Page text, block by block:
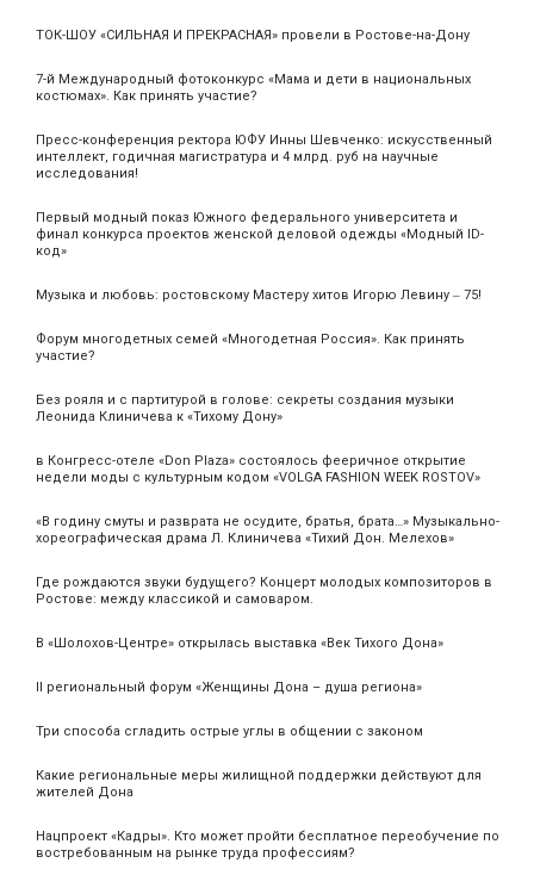
ТОК-ШОУ «СИЛЬНАЯ И ПРЕКРАСНАЯ» провели в Ростове-на-Дону
7-й Международный фотоконкурс «Мама и дети в национальных
костюмах». Как принять участие?
Пресс-конференция ректора ЮФУ Инны Шевченко: искусственный
интеллект, годичная магистратура и 4 млрд. руб на научные
исследования!
Первый модный показ Южного федерального университета и
финал конкурса проектов женской деловой одежды «Модный ID-
код»
Музыка и любовь: ростовскому Мастеру хитов Игорю Левину ‒ 75!
Форум многодетных семей «Многодетная Россия». Как принять
участие?
Без рояля и с партитурой в голове: секреты создания музыки
Леонида Клиничева к «Тихому Дону»
в Конгресс-отеле «Don Plaza» состоялось фееричное открытие
недели моды с культурным кодом «VOLGA FASHION WEEK ROSTOV»
«В годину смуты и разврата не осудите, братья, брата…» Музыкально-
хореографическая драма Л. Клиничева «Тихий Дон. Мелехов»
Где рождаются звуки будущего? Концерт молодых композиторов в
Ростове: между классикой и самоваром.
В «Шолохов-Центре» открылась выставка «Век Тихого Дона»
II региональный форум «Женщины Дона – душа региона»
Три способа сгладить острые углы в общении с законом
Какие региональные меры жилищной поддержки действуют для
жителей Дона
Нацпроект «Кадры». Кто может пройти бесплатное переобучение по
востребованным на рынке труда профессиям?